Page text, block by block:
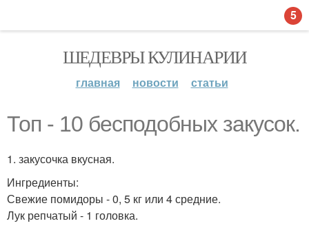
ШЕДЕВРЫ КУЛИНАРИИ
главная новости статьи
Топ - 10 бесподобных закусок.
1. закусочка вкусная.
Ингредиенты:
Свежие помидоры - 0, 5 кг или 4 средние.
Лук репчатый - 1 головка.
5